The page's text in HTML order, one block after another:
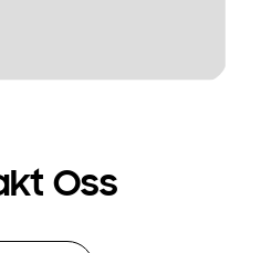
Oss